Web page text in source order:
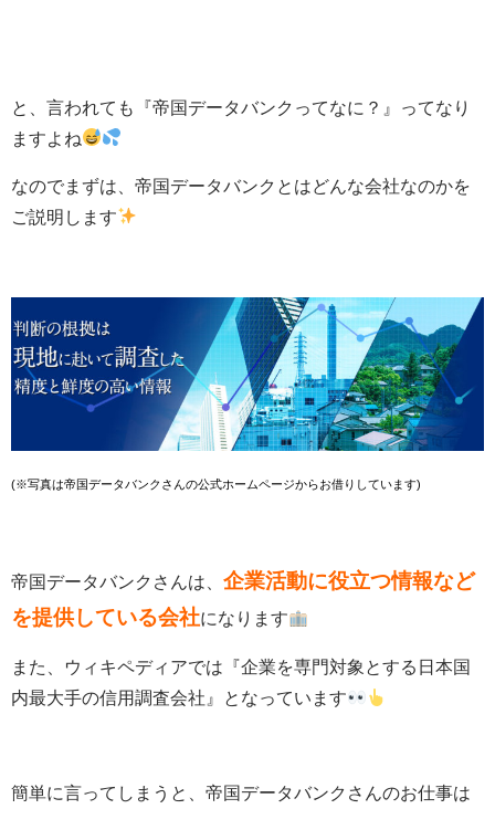
と、言われても『帝国データバンクってなに？』ってなり
ますよね
なのでまずは、帝国データバンクとはどんな会社なのかを
ご説明します
(※写真は帝国データバンクさんの公式ホームページからお借りしています)
帝国データバンクさんは、 企業活動に役立つ情報など
を提供している会社になります
また、ウィキペディアでは『企業を専門対象とする日本国
内最大手の信用調査会社』となっています
簡単に言ってしまうと、帝国データバンクさんのお仕事は